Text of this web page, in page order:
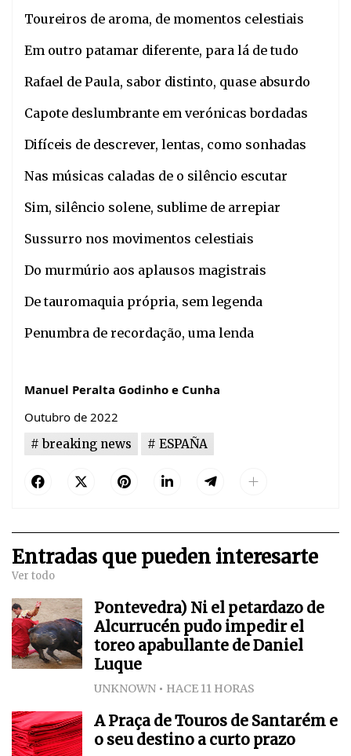
Toureiros de aroma, de momentos celestiais
Em outro patamar diferente, para lá de tudo
Rafael de Paula, sabor distinto, quase absurdo
Capote deslumbrante em verónicas bordadas
Difíceis de descrever, lentas, como sonhadas
Nas músicas caladas de o silêncio escutar
Sim, silêncio solene, sublime de arrepiar
Sussurro nos movimentos celestiais
Do murmúrio aos aplausos magistrais
De tauromaquia própria, sem legenda
Penumbra de recordação, uma lenda
Manuel Peralta Godinho e Cunha
Outubro de 2022
breaking news ESPAÑA
Entradas que pueden interesarte
Ver todo
Pontevedra) Ni el petardazo de
Alcurrucén pudo impedir el
toreo apabullante de Daniel
Luque
UNKNOWN HACE 11 HORAS
A Praça de Touros de Santarém e
o seu destino a curto prazo